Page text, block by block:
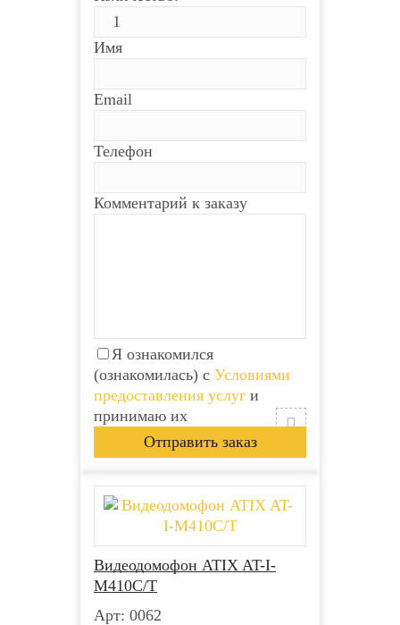
Имя
Email
Телефон
Комментарий к заказу
Я ознакомился
(ознакомилась) с Условиями
предоставления услуг и
принимаю их
Видеодомофон ATIX AT-I-
М410C/T
Арт: 0062